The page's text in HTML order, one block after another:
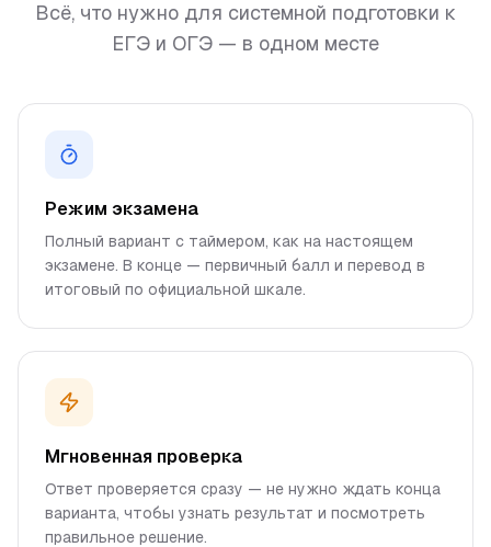
Всё, что нужно для системной подготовки к
ЕГЭ и ОГЭ — в одном месте
Режим экзамена
Полный вариант с таймером, как на настоящем
экзамене. В конце — первичный балл и перевод в
итоговый по официальной шкале.
Мгновенная проверка
Ответ проверяется сразу — не нужно ждать конца
варианта, чтобы узнать результат и посмотреть
правильное решение.